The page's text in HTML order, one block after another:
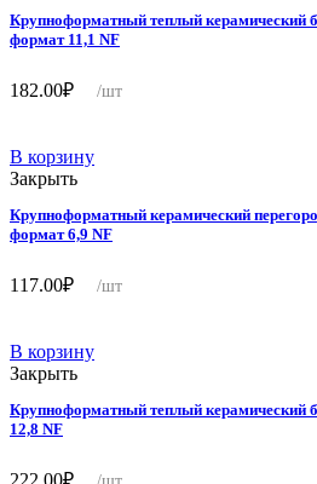
Крупноформатный теплый керамический
формат 11,1 NF
182.00₽ /шт
В корзину
Закрыть
Крупноформатный керамический
формат 6,9 NF
117.00₽ /шт
В корзину
Закрыть
Крупноформатный теплый керамический
12,8 NF